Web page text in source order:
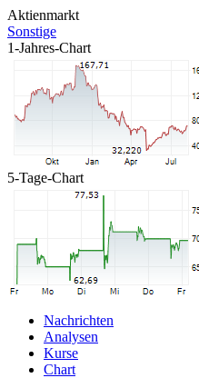
Aktienmarkt
Sonstige
1-Jahres-Chart
5-Tage-Chart
Nachrichten
Analysen
Kurse
Chart